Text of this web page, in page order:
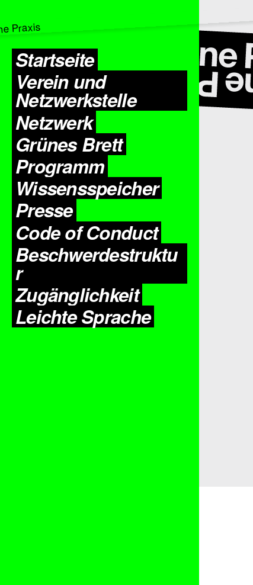
Startseite
Verein und
Netzwerkstelle
Netzwerk
Grünes Brett
Programm
Wissens­speicher
Presse
Code of Conduct
Beschwerdestruktu
r
Zugäng­lichkeit
Leichte Sprache